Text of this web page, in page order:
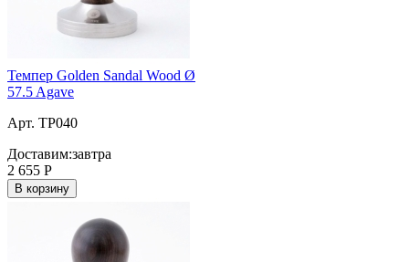
Темпер Golden Sandal Wood Ø
57.5 Agave
Арт. TP040
Доставим:завтра
2 655 Р
В корзину